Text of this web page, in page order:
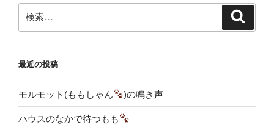
索:
最近の投稿
モルモット(ももしゃん )の鳴き声
ハウスのなかで待つもも